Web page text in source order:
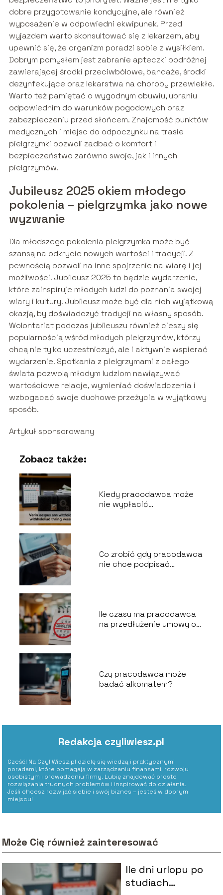
dobre przygotowanie kondycyjne, ale również
wyposażenie w odpowiedni ekwipunek. Przed
wyjazdem warto skonsultować się z lekarzem, aby
upewnić się, że organizm poradzi sobie z wysiłkiem.
Dobrym pomysłem jest zabranie apteczki podróżnej
zawierającej środki przeciwbólowe, bandaże, środki
dezynfekujące oraz lekarstwa na choroby przewlekłe.
Warto też pamiętać o wygodnym obuwiu, ubraniu
odpowiednim do warunków pogodowych oraz
zabezpieczeniu przed słońcem. Znajomość punktów
medycznych i miejsc do odpoczynku na trasie
pielgrzymki pozwoli zadbać o komfort i
bezpieczeństwo zarówno swoje, jak i innych
pielgrzymów.
Jubileusz 2025 okiem młodego
pokolenia – pielgrzymka jako nowe
wyzwanie
Dla młodszego pokolenia pielgrzymka może być
szansą na odkrycie nowych wartości i tradycji. Z
pewnością pozwoli na inne spojrzenie na wiarę i jej
możliwości. Jubileusz 2025 to będzie wydarzenie,
które zainspiruje młodych ludzi do poznania swojej
wiary i kultury. Jubileusz może być dla nich wyjątkową
okazją, by doświadczyć tradycji na własny sposób.
Wolontariat podczas jubileuszu również cieszy się
popularnością wśród młodych pielgrzymów, którzy
chcą nie tylko uczestniczyć, ale i aktywnie wspierać
wydarzenie. Spotkania z pielgrzymami z całego
świata pozwolą młodym ludziom nawiązywać
wartościowe relacje, wymieniać doświadczenia i
wzbogacać swoje duchowe przeżycia w wyjątkowy
sposób.
Artykuł sponsorowany
Zobacz także:
Kiedy pracodawca może
nie wypłacić
Co zrobić gdy pracodawca
nie chce podpisać
Ile czasu ma pracodawca
na przedłużenie umowy o
Czy pracodawca może
badać alkomatem?
Redakcja czyliwiesz.pl
Cześć! Na CzyliWiesz.pl dzielę się wiedzą i praktycznymi
poradami, które pomagają w zarządzaniu finansami, rozwoju
osobistym i prowadzeniu firmy. Lubię znajdować proste
rozwiązania trudnych problemów i inspirować do działania.
Jeśli chcesz rozwijać siebie i swój biznes – jesteś w dobrym
miejscu!
Może Cię również zainteresować
Ile dni urlopu po
studiach